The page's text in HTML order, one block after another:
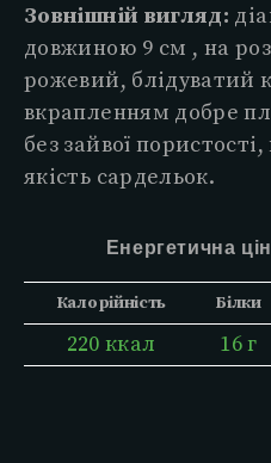
Зовнішній вигляд:
довжиною 9 см , на
рожевий, блідуватий
вкрапленням добре
без зайвої
якість сардельок.
Енергетична
Калорійність Білки
220 ккал 16 г